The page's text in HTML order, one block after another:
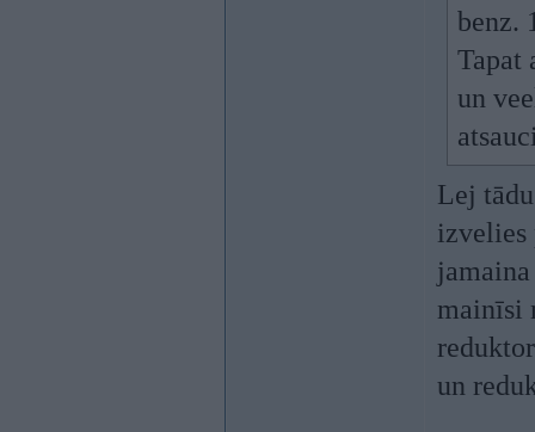
benz.
Tapat
un
Lej
izvelies
mainīsi
un